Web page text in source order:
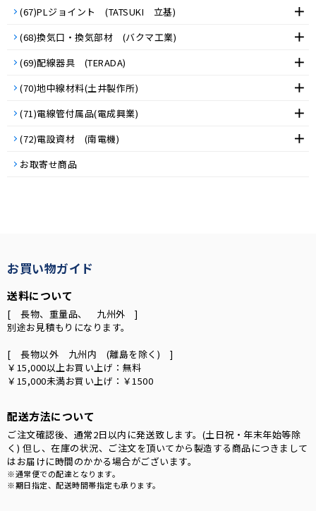
(67)PLジョイント (TATSUKI 立基)
(68)換気口・換気部材 (バクマ工業)
(69)配線器具 (TERADA)
(70)地中線材料(土井製作所)
(71)電線管付属品(電成興業)
(72)電設資材 (南電機)
お取寄せ商品
お買い物ガイド
送料について
[ 長物、重量品、 九州外 ]
別途お見積もりになります。
[ 長物以外 九州内 (離島を除く) ]
￥15,000以上お買い上げ：無料
￥15,000未満お買い上げ：￥1500
配送方法について
ご注文確認後、通常2日以内に発送致します。(土日祝・年末年始等除
く) 但し、在庫の状況、ご注文を頂いてから製造する商品につきまして
はお届けに時間のかかる場合がございます。
※通常便での配達となります。
※期日指定、配送時間帯指定も承ります。